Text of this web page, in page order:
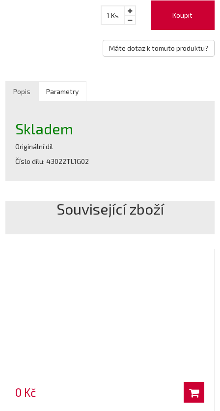
Koupit
1 Ks
Máte dotaz k tomuto produktu?
Popis Parametry
Skladem
Originální díl
Číslo dílu: 43022TL1G02
Související zboží
0 Kč